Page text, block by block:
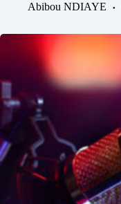
Abibou NDIAYE